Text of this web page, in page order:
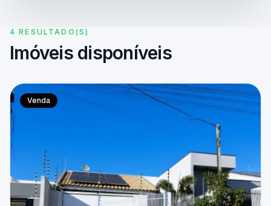
4 RESULTADO(S)
Imóveis disponíveis
Venda